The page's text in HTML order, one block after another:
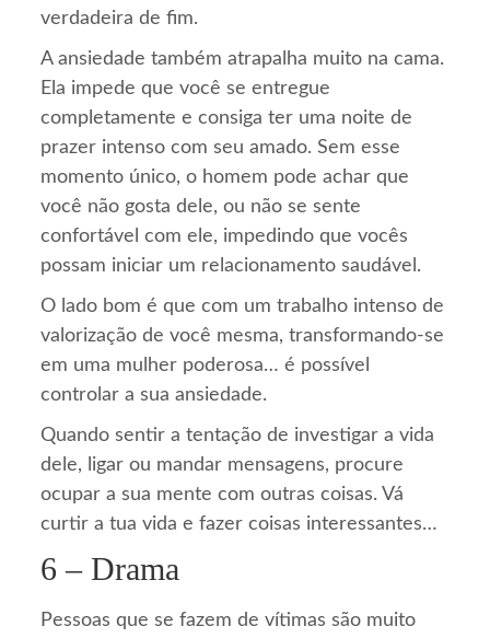
verdadeira de fim.
A ansiedade também atrapalha muito na cama.
Ela impede que você se entregue
completamente e consiga ter uma noite de
prazer intenso com seu amado. Sem esse
momento único, o homem pode achar que
você não gosta dele, ou não se sente
confortável com ele, impedindo que vocês
possam iniciar um relacionamento saudável.
O lado bom é que com um trabalho intenso de
valorização de você mesma, transformando-se
em uma mulher poderosa… é possível
controlar a sua ansiedade.
Quando sentir a tentação de investigar a vida
dele, ligar ou mandar mensagens, procure
ocupar a sua mente com outras coisas. Vá
curtir a tua vida e fazer coisas interessantes…
6 – Drama
Pessoas que se fazem de vítimas são muito